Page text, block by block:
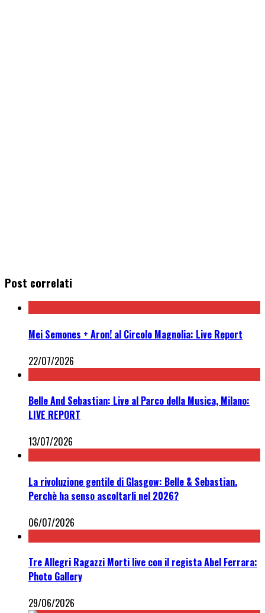
Post correlati
Mei Semones + Aron! al Circolo Magnolia: Live Report
22/07/2026
Belle And Sebastian: Live al Parco della Musica, Milano:
LIVE REPORT
13/07/2026
La rivoluzione gentile di Glasgow: Belle & Sebastian.
Perchè ha senso ascoltarli nel 2026?
06/07/2026
Tre Allegri Ragazzi Morti live con il regista Abel Ferrara:
Photo Gallery
29/06/2026